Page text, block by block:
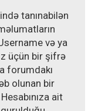
tanınabilən
və ya
üçün bir şifrə
forumdakı
olunan bir
ait